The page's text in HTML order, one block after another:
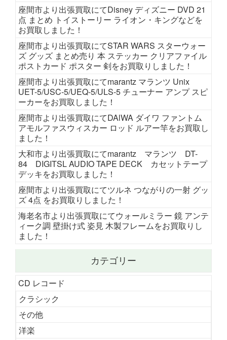
座間市より出張買取にてDisney ディズニー DVD 21
点 まとめ トイストーリー ライオン・キングなどを
お買取しました！
座間市より出張買取にてSTAR WARS スターウォー
ズ グッズ まとめ売り 本 ステッカー クリアファイル
ポストカード ポスター 剣をお買取りしました！
座間市より出張買取にてmarantz マランツ Unix
UET-5/USC-5/UEQ-5/ULS-5 チューナー アンプ スピ
ーカーをお買取しました！
座間市より出張買取にてDAlWA ダイワ ファントム
アモルファスウィスカー ロッド ルアー竿をお買取し
ました！
大和市より出張買取にてmarantz マランツ DT-
84 DIGITSL AUDIO TAPE DECK カセットテープ
デッキをお買取しました！
座間市より出張買取にてツルネ つながりの一射 グッ
ズ 4点 をお買取りしました！
海老名市より出張買取にてウォールミラー 鏡 アンテ
ィーク調 壁掛け式 姿見 木製フレームをお買取りし
ました！
カテゴリー
CD レコード
クラシック
その他
洋楽